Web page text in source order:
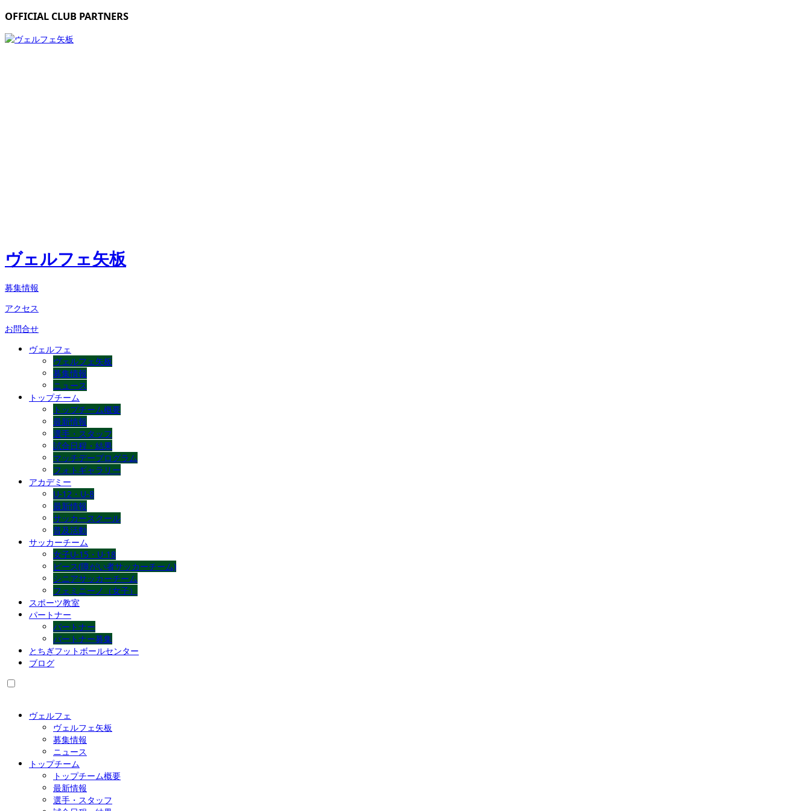
OFFICIAL CLUB PARTNERS
ヴェルフェ矢板
募集情報
アクセス
お問合せ
ヴェルフェ
ヴェルフェ矢板
募集情報
ニュース
トップチーム
トップチーム概要
最新情報
選手・スタッフ
試合日程・結果
マッチデープログラム
フォトギャラリー
アカデミー
U-12・U-8
最新情報
サッカースクール
普及活動
サッカーチーム
女子U-15・U-18
ピース(障がい者サッカーチーム)
シニアサッカーチーム
フェミニーノ（女子）
スポーツ教室
パートナー
パートナー
パートナー募集
とちぎフットボールセンター
ブログ
ヴェルフェ
ヴェルフェ矢板
募集情報
ニュース
トップチーム
トップチーム概要
最新情報
選手・スタッフ